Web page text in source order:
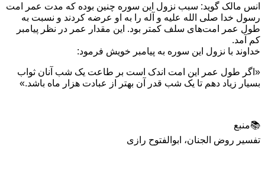
انس مالک گوید: سبب نزول این سوره چنین بوده که مدت عمر امت
رسول خدا صلی الله علیه و آله را به او عرضه کردند و نسبت به
طول عمر امت‌هاى سلف کمتر بود. این مقدار عمر در نظر پیامبر
کم آمد.
خداوند با نزول این سوره به پیامبر خویش فرمود:
«اگر طول عمر این امت اندک است بر طاعت یک شب آنان ثواب
بسیار زیاد دهم تا یک شب قدر آن بهتر از عبادت هزار ماه باشد.»
📚منبع
تفسیر روض الجنان، ابوالفتوح رازی